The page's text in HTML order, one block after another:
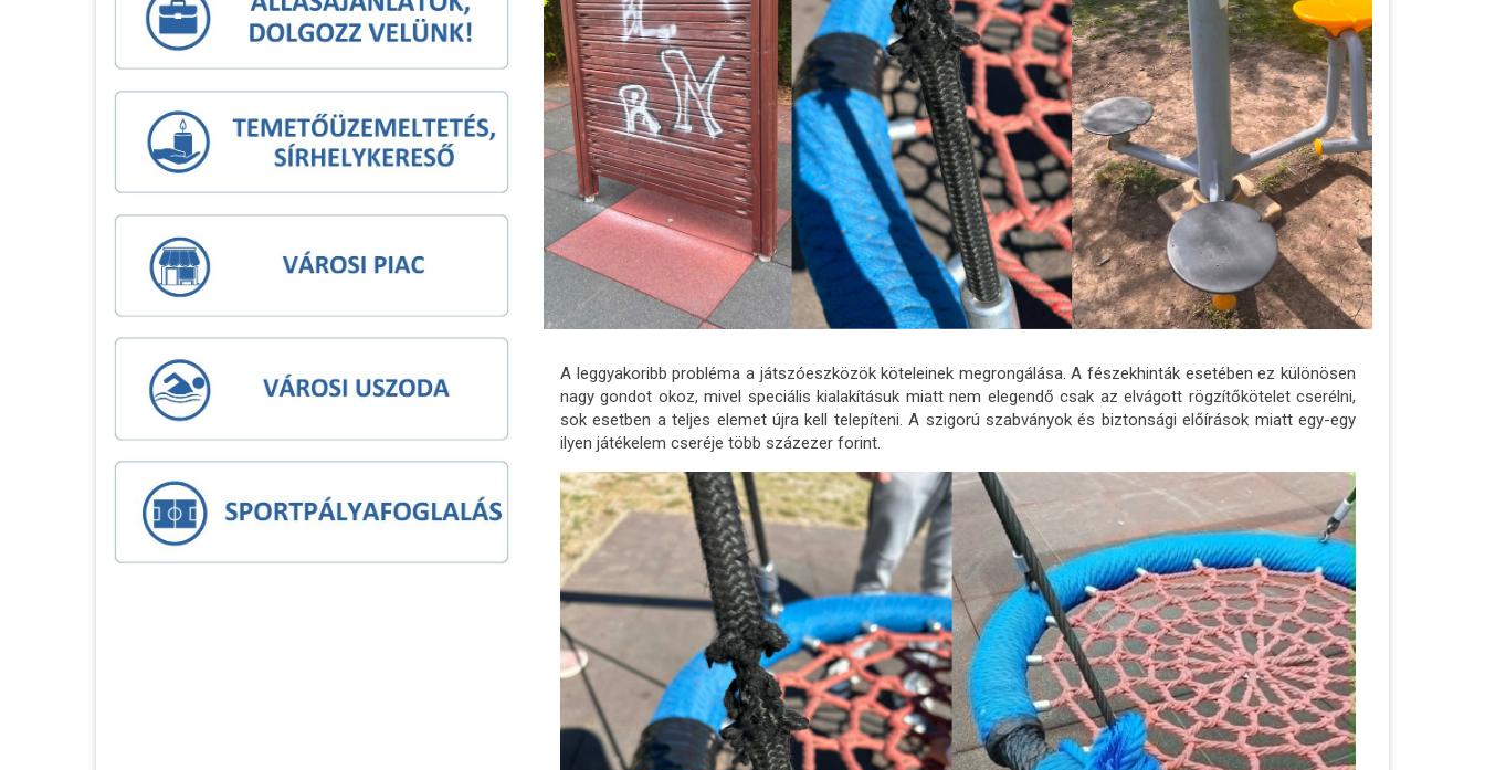
A leggyakoribb probléma a játszóeszközök köteleinek megrongálása. A fészekhinták esetében ez különösen
nagy gondot okoz, mivel speciális kialakításuk miatt nem elegendő csak az elvágott rögzítőkötelet cserélni,
sok esetben a teljes elemet újra kell telepíteni. A szigorú szabványok és biztonsági előírások miatt egy-egy
ilyen játékelem cseréje több százezer forint.